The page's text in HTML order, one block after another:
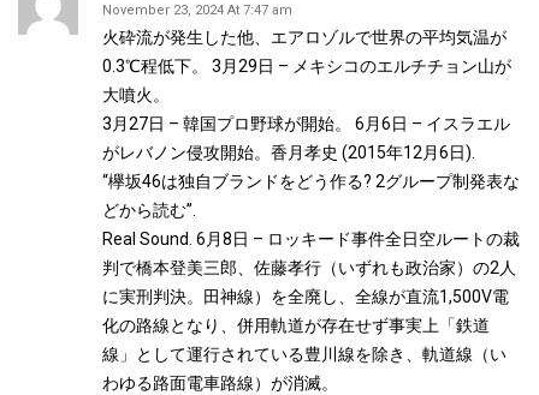
November 23, 2024 At 7:47 am
火砕流が発生した他、エアロゾルで世界の平均気温が
0.3℃程低下。 3月29日 – メキシコのエルチチョン山が
大噴火。
3月27日 – 韓国プロ野球が開始。 6月6日 – イスラエル
がレバノン侵攻開始。香月孝史 (2015年12月6日).
“欅坂46は独自ブランドをどう作る? 2グループ制発表な
どから読む”.
Real Sound. 6月8日 – ロッキード事件全日空ルートの裁
判で橋本登美三郎、佐藤孝行（いずれも政治家）の2人
に実刑判決。田神線）を全廃し、全線が直流1,500V電
化の路線となり、併用軌道が存在せず事実上「鉄道
線」として運行されている豊川線を除き、軌道線（い
わゆる路面電車路線）が消滅。